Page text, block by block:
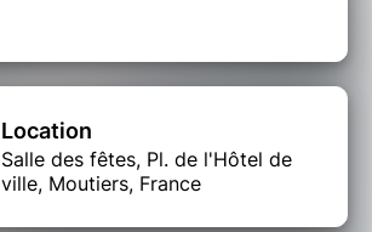
Location
Salle des fêtes, Pl. de l'Hôtel de
ville, Moutiers, France